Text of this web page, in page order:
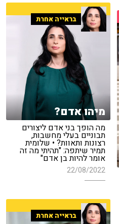
בראייה אחרת
מיהו אדם?
מה הופך בני אדם ליצורים
תבוניים בעלי מחשבות,
רצונות ותאוות? • שלומית
תמיר שיתפה: "תהיתי מה זה
אומר להיות בן אדם"
22/08/2022
בראייה אחרת